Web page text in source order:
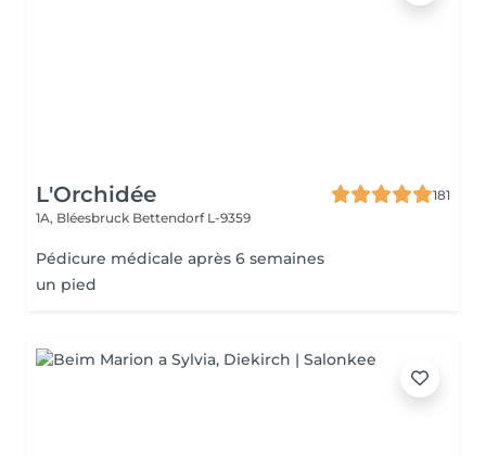
L'Orchidée
181
1A, Bléesbruck Bettendorf L-9359
Pédicure médicale après 6 semaines
un pied